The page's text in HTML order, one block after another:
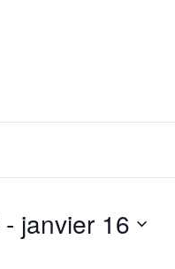
- janvier 16